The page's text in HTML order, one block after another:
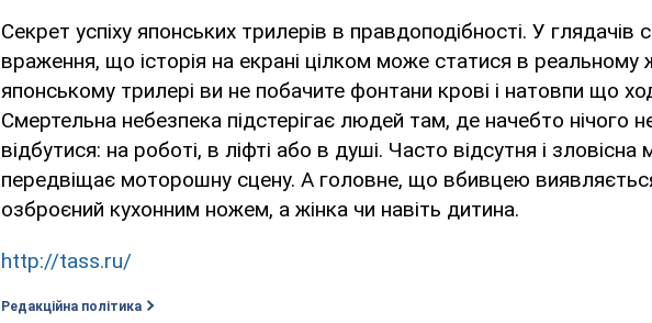
Секрет успіху японських трилерів в правдоподібності. У глядачів
враження, що історія на екрані цілком може статися в реальному
японському трилері ви не побачите фонтани крові і натовпи що
Смертельна небезпека підстерігає людей там, де начебто нічого
відбутися: на роботі, в ліфті або в душі. Часто відсутня і зловісна
передвіщає моторошну сцену. А головне, що вбивцею
озброєний кухонним ножем, а жінка чи навіть дитина.
http://tass.ru/
Редакційна політика